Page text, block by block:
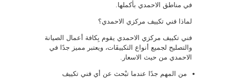
في مناطق الاحمدي بأكملها.
لماذا فني تكييف مركزي الاحمدي؟
فني تكييف مركزي الاحمدي يقوم بِكافة أعمال الصيانة
والتصليح لجميع أنواع التكييفَات، ويعتبر مميز جدًا في
الاحمدي من حيث الاسعار.
من المهم جدًا عندما تبْحث عن أي فني تكييف